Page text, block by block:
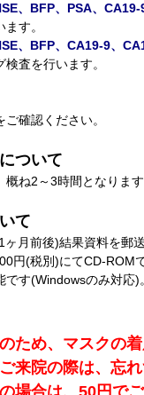
、BFP、PSA、CA19-
す。
、BFP、CA19-9、
査を行います。
確認ください。
ついて
ね2～3時間となります
て
月前後)結果資料を郵送
円(税別)にてCD-ROM
す(Windowsのみ対応)。
ため、マスクの
来院の際は、忘